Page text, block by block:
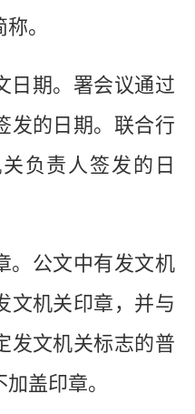
。
期。署会议通过
发的日期。联合行
负责人签发的日
公文中有发文机
文机关印章，并与
发文机关标志的普
盖印章。